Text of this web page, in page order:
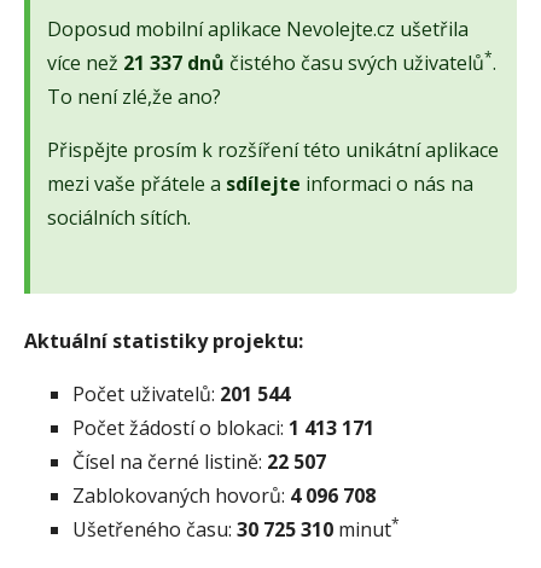
Doposud mobilní aplikace Nevolejte.cz ušetřila
více než 21 337 dnů čistého času svých uživatelů*.
To není zlé,že ano?
Přispějte prosím k rozšíření této unikátní aplikace
mezi vaše přátele a sdílejte informaci o nás na
sociálních sítích.
Aktuální statistiky projektu:
Počet uživatelů: 201 544
Počet žádostí o blokaci: 1 413 171
Čísel na černé listině: 22 507
Zablokovaných hovorů: 4 096 708
Ušetřeného času: 30 725 310 minut*